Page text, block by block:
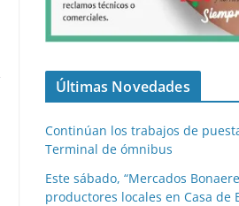
Últimas Novedades
Continúan los trabajos de
Terminal de ómnibus
Este sábado, “Mercados
productores locales en Casa de